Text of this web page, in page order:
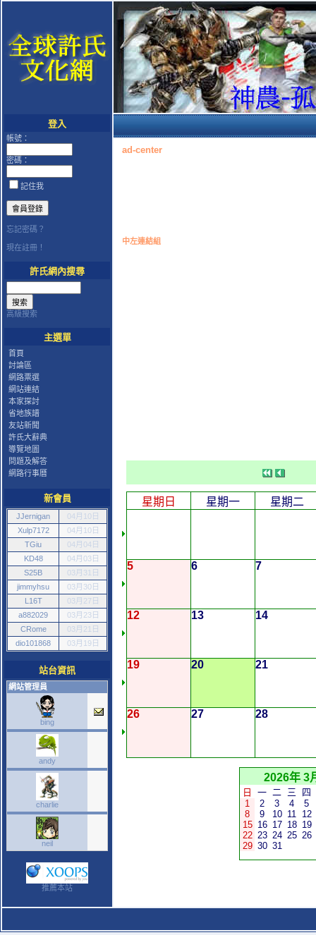
登入
帳號：
密碼：
記住我
忘記密碼？
現在註冊！
許氏網內搜尋
高級搜索
主選單
首頁
討論區
網路票選
網站連結
本家探討
省地族譜
友站新聞
許氏大辭典
導覽地圖
問題及解答
網路行事曆
新會員
JJernigan
04月10日
Xulp7172
04月10日
TGiu
04月04日
KD48
04月03日
S25B
03月31日
jimmyhsu
03月30日
L16T
03月27日
a882029
03月23日
CRome
03月21日
dio101868
03月19日
站台資訊
網站管理員
bing
andy
charlie
neil
推薦本站
ad-center
中左連結組
星期日 星期一 星期二
5 6 7
12 13 14
19 20 21
26 27 28
2026年 3
日 一 二 三
四
1
2 3 4
5
8
9 10 11 12
15 16 17 18 19
22 23 24 25 26
29 30 31